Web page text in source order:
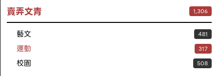
賣弄文青 1,306
藝文 481
運動 317
校園 508